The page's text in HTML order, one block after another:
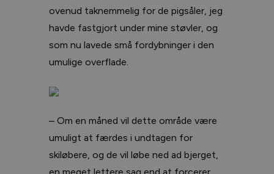
ovenud taknemmelig for de pigsåler, jeg
havde fastgjort under mine støvler, og
som nu lavede små fordybninger i den
umulige overflade.
– Om en måned vil dette område være
umuligt at færdes i undtagen for
skiløbere, og de vil løbe ned ad bjerget,